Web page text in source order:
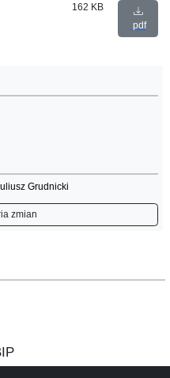
162 KB
pdf
Grudnicki
zmian